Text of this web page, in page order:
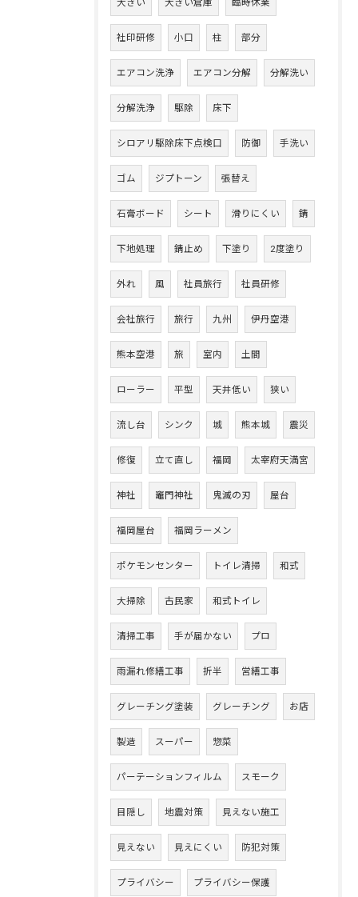
大きい 大きい倉庫 臨時休業
社印研修 小口 柱 部分
エアコン洗浄 エアコン分解 分解洗い
分解洗浄 駆除 床下
シロアリ駆除床下点検口 防御 手洗い
ゴム ジプトーン 張替え
石膏ボード シート 滑りにくい 錆
下地処理 錆止め 下塗り 2度塗り
外れ 風 社員旅行 社員研修
会社旅行 旅行 九州 伊丹空港
熊本空港 旅 室内 土間
ローラー 平型 天井低い 狭い
流し台 シンク 城 熊本城 震災
修復 立て直し 福岡 太宰府天満宮
神社 竈門神社 鬼滅の刃 屋台
福岡屋台 福岡ラーメン
ポケモンセンター トイレ清掃 和式
大掃除 古民家 和式トイレ
清掃工事 手が届かない プロ
雨漏れ修繕工事 折半 営繕工事
グレーチング塗装 グレーチング お店
製造 スーパー 惣菜
パーテーションフィルム スモーク
目隠し 地震対策 見えない施工
見えない 見えにくい 防犯対策
プライバシー プライバシー保護